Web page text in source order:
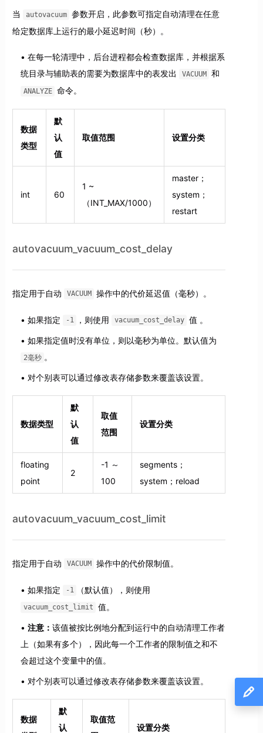
当 autovacuum
参数开启，此参数可指定自动清理在任意
给定数据库上运行的最小延迟时间（秒）。
在每一轮清理中，后台进程都会检查数据库，并根据系
统目录与辅助表的需要为数据库中的表发出
VACUUM 和
ANALYZE 命令。
数据
类型
默
认
值
取值范围 设置分类
int 60
1 ~
（INT_MAX/1000）
master；
system；
restart
autovacuum_vacuum_cost_delay
指定用于自动 VACUUM 操作中的代价延迟值（毫秒）。
如果指定 -1 ，则使用 vacuum_cost_delay 值 。
如果指定值时没有单位，则以毫秒为单位。默认值为
2毫秒 。
对个别表可以通过修改表存储参数来覆盖该设置。
数据类型
默
认
值
取值
范围
设置分类
floating
point
2
-1 ～
100
segments；
system；reload
autovacuum_vacuum_cost_limit
指定用于自动 VACUUM 操作中的代价限制值。
如果指定 -1 （默认值），则使用
vacuum_cost_limit 值。
注意： 该值被按比例地分配到运行中的自动清理工作者
上（如果有多个），因此每一个工作者的限制值之和不
会超过这个变量中的值。
对个别表可以通过修改表存储参数来覆盖该设置。
数据
默
认
取值范
设置分类